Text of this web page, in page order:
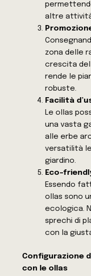
altre
zona delle
crescita
rende le
robuste.
Facilità
Le ollas
una vasta
alle erbe
versatilità
giardino.
Eco-
Essendo
ollas sono
ecologica.
sprechi di
con la
Configurazione
con le ollas